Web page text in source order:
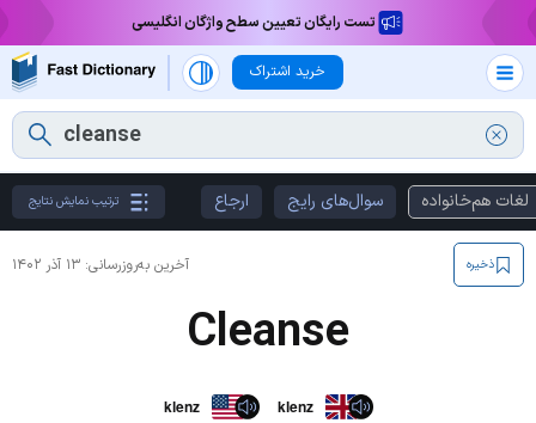
تست رایگان تعیین سطح واژگان انگلیسی
خرید اشتراک
لغات هم‌خانواده سوال‌های رایج ارجاع ترتیب نمایش نتایج
آخرین به‌روزرسانی: ۱۳ آذر ۱۴۰۲ ذخیره
Cleanse
klenz klenz